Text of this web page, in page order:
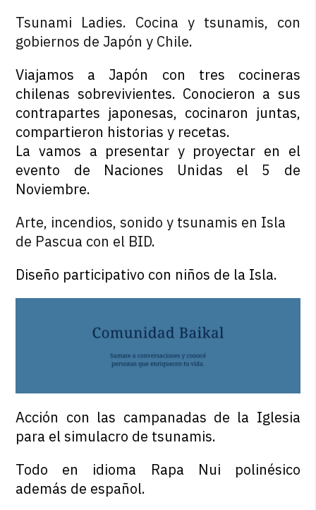
Tsunami Ladies. Cocina y tsunamis, con
gobiernos de Japón y Chile.
Viajamos a Japón con tres cocineras
chilenas sobrevivientes. Conocieron a sus
contrapartes japonesas, cocinaron juntas,
compartieron historias y recetas.
La vamos a presentar y proyectar en el
evento de Naciones Unidas el 5 de
Noviembre.
Arte, incendios, sonido y tsunamis en Isla
de Pascua con el BID.
Diseño participativo con niños de la Isla.
Acción con las campanadas de la Iglesia
para el simulacro de tsunamis.
Todo en idioma Rapa Nui polinésico
además de español.